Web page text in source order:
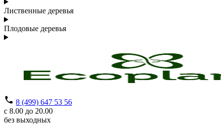
Лиственные деревья
Плодовые деревья
8 (499) 647 53 56
с 8.00 до 20.00
без выходных